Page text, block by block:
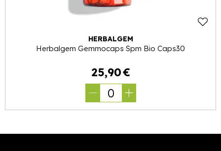
HERBALGEM
Herbalgem Gemmocaps Spm Bio Caps30
25,90€
0